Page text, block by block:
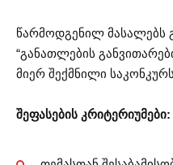
წარმოდგენილ მასალებს
“განათლების
მიერ შექმნილი
შეფასების კრიტერიუმები: